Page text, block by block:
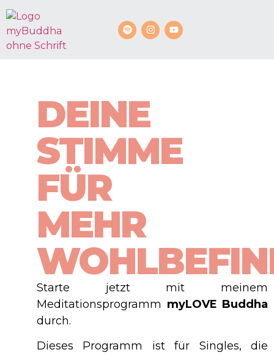
DEINE
STIMME
FÜR
MEHR
Starte jetzt mit meinem
Meditationsprogramm myLOVE Buddha
durch.
Dieses Programm ist für Singles, die